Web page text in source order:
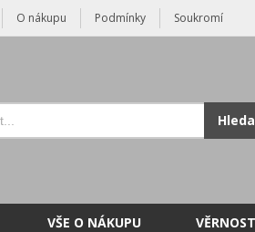
O nákupu Podmínky Soukromí
VŠE O NÁKUPU